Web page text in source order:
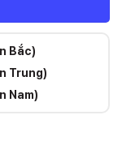
Bắc)
Trung)
Nam)